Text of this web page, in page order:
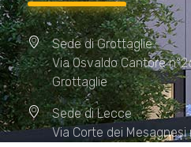
Sede di Grottaglie
Via Osvaldo Cantore
Grottaglie
Sede di Lecce
Via Corte dei Mesagnesi